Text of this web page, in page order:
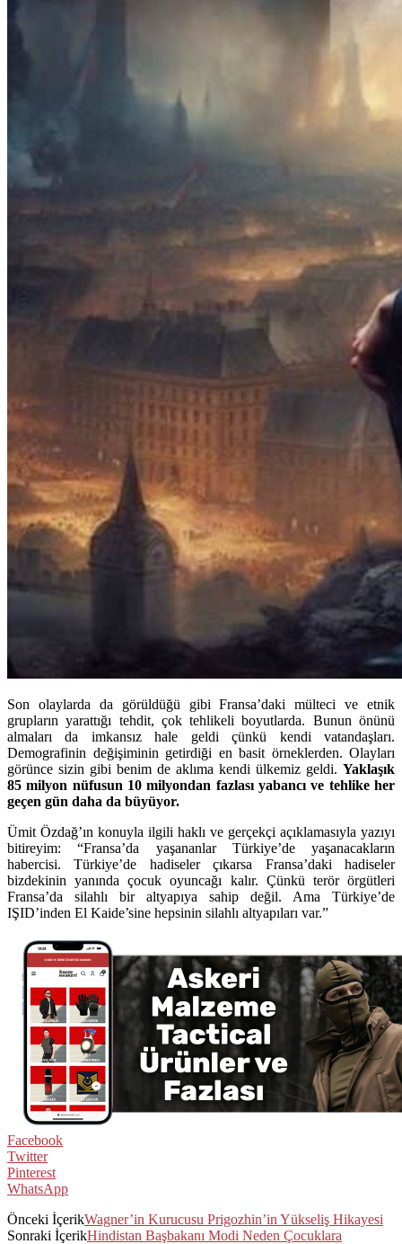
Son olaylarda da görüldüğü gibi Fransa’daki mülteci ve etnik
grupların yarattığı tehdit, çok tehlikeli boyutlarda. Bunun önünü
almaları da imkansız hale geldi çünkü kendi vatandaşları.
Demografinin değişiminin getirdiği en basit örneklerden. Olayları
görünce sizin gibi benim de aklıma kendi ülkemiz geldi. Yaklaşık
85 milyon nüfusun 10 milyondan fazlası yabancı ve tehlike her
geçen gün daha da büyüyor.
Ümit Özdağ’ın konuyla ilgili haklı ve gerçekçi açıklamasıyla yazıyı
bitireyim: “Fransa’da yaşananlar Türkiye’de yaşanacakların
habercisi. Türkiye’de hadiseler çıkarsa Fransa’daki hadiseler
bizdekinin yanında çocuk oyuncağı kalır. Çünkü terör örgütleri
Fransa’da silahlı bir altyapıya sahip değil. Ama Türkiye’de
IŞID’inden El Kaide’sine hepsinin silahlı altyapıları var.”
Facebook
Twitter
Pinterest
WhatsApp
Önceki İçerikWagner’in Kurucusu Prigozhin’in Yükseliş Hikayesi
Sonraki İçerikHindistan Başbakanı Modi Neden Çocuklara